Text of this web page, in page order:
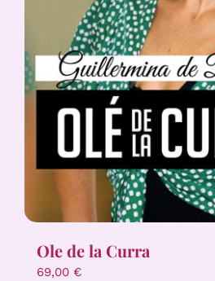
Ole de la Curra
69,00 €